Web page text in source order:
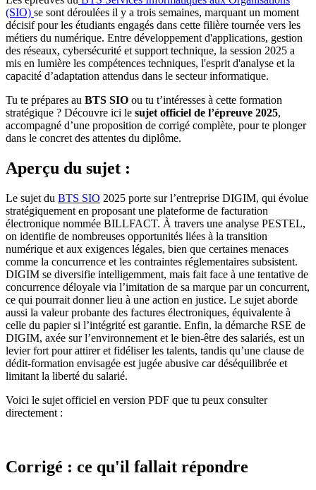
(SIO) se sont déroulées il y a trois semaines, marquant un moment
décisif pour les étudiants engagés dans cette filière tournée vers les
métiers du numérique. Entre développement d'applications, gestion
des réseaux, cybersécurité et support technique, la session 2025 a
mis en lumière les compétences techniques, l'esprit d'analyse et la
capacité d’adaptation attendus dans le secteur informatique.
Tu te prépares au BTS SIO ou tu t’intéresses à cette formation
stratégique ? Découvre ici le sujet officiel de l’épreuve 2025,
accompagné d’une proposition de corrigé complète, pour te plonger
dans le concret des attentes du diplôme.
Aperçu du sujet :
Le sujet du BTS SIO 2025 porte sur l’entreprise DIGIM, qui évolue
stratégiquement en proposant une plateforme de facturation
électronique nommée BILLFACT. À travers une analyse PESTEL,
on identifie de nombreuses opportunités liées à la transition
numérique et aux exigences légales, bien que certaines menaces
comme la concurrence et les contraintes réglementaires subsistent.
DIGIM se diversifie intelligemment, mais fait face à une tentative de
concurrence déloyale via l’imitation de sa marque par un concurrent,
ce qui pourrait donner lieu à une action en justice. Le sujet aborde
aussi la valeur probante des factures électroniques, équivalente à
celle du papier si l’intégrité est garantie. Enfin, la démarche RSE de
DIGIM, axée sur l’environnement et le bien-être des salariés, est un
levier fort pour attirer et fidéliser les talents, tandis qu’une clause de
dédit-formation envisagée est jugée abusive car déséquilibrée et
limitant la liberté du salarié.
Voici le sujet officiel en version PDF que tu peux consulter
directement :
Corrigé : ce qu'il fallait répondre